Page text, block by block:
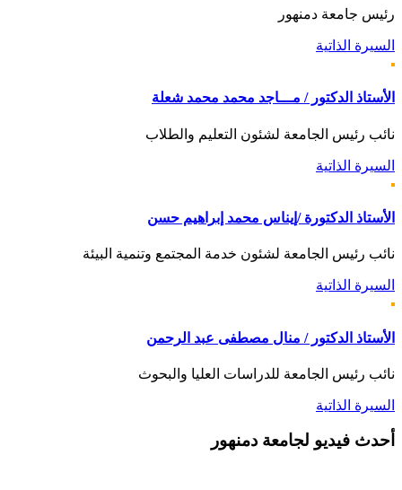
رئيس جامعة دمنهور
السيرة الذاتية
الأستاذ الدكتور / مـــاجد محمد محمد شعلة
نائب رئيس الجامعة لشئون التعليم والطلاب
السيرة الذاتية
الأستاذ الدكتورة /إيناس محمد إبراهيم حسن
نائب رئيس الجامعة لشئون خدمة المجتمع وتنمية البيئة
السيرة الذاتية
الأستاذ الدكتور / منال مصطفى عبد الرحمن
نائب رئيس الجامعة للدراسات العليا والبحوث
السيرة الذاتية
أحدث فيديو لجامعة دمنهور